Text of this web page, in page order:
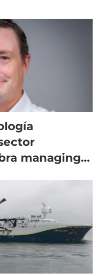
managing